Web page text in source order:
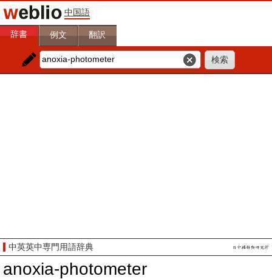
中国語
辞書 例文 翻訳
中英英中専門用語辞典
anoxia-photometer